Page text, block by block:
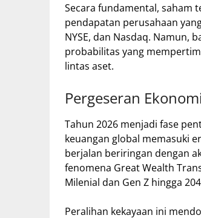
Secara fundamental, saham
pendapatan perusahaan
NYSE, dan Nasdaq. Namun,
probabilitas yang
lintas aset.
Pergeseran
Tahun 2026 menjadi fase
keuangan global memasuki
berjalan beriringan dengan
fenomena Great Wealth
Milenial dan Gen Z hingga
Peralihan kekayaan ini